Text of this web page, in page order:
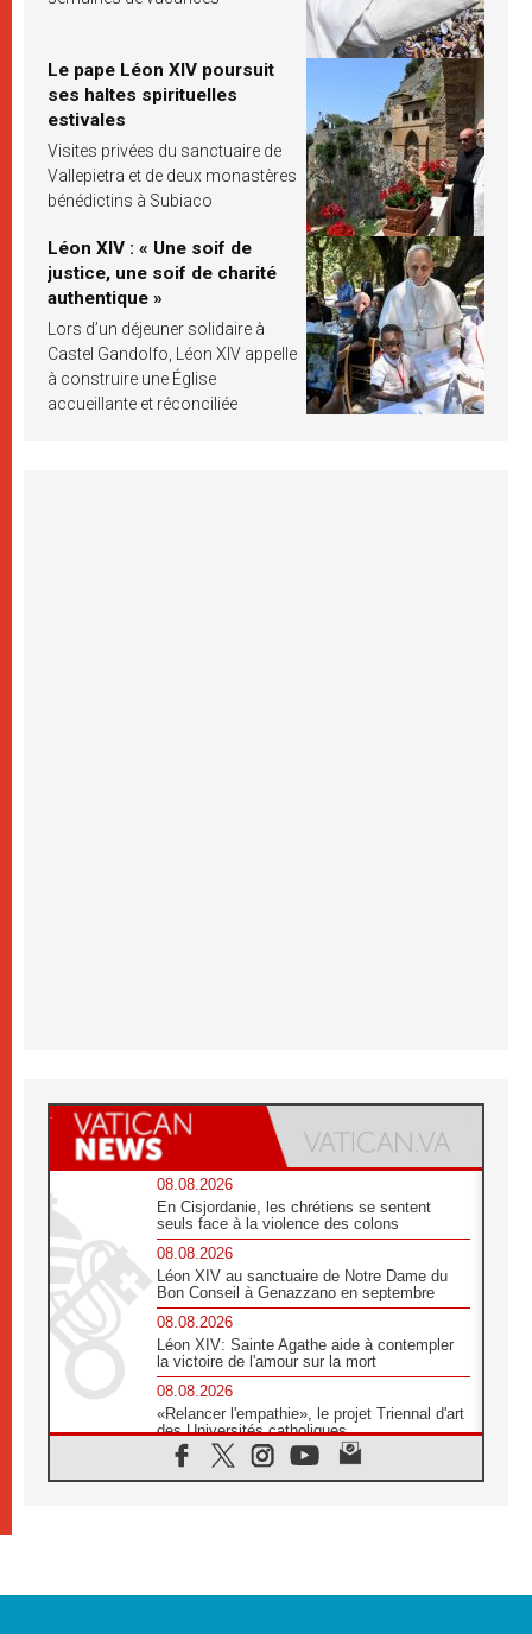
Le pape Léon XIV poursuit
ses haltes spirituelles
estivales
Visites privées du sanctuaire de
Vallepietra et de deux monastères
bénédictins à Subiaco
Léon XIV : « Une soif de
justice, une soif de charité
authentique »
Lors d’un déjeuner solidaire à
Castel Gandolfo, Léon XIV appelle
à construire une Église
accueillante et réconciliée
08.08.2026
En Cisjordanie, les chrétiens se sentent
seuls face à la violence des colons
08.08.2026
Léon XIV au sanctuaire de Notre Dame du
Bon Conseil à Genazzano en septembre
08.08.2026
Léon XIV: Sainte Agathe aide à contempler
la victoire de l'amour sur la mort
08.08.2026
«Relancer l'empathie», le projet Triennal d'art
des Universités catholiques
08.08.2026
Signis 2026, donner la parole aux religieuses
07.08.2026